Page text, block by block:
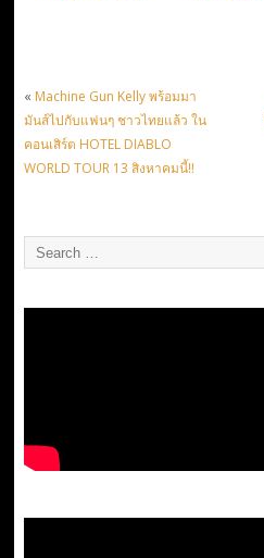
« Machine Gun Kelly พร้อมมา
มันส์ไปกับแฟนๆ ชาวไทยแล้ว ใน
คอนเสิร์ต HOTEL DIABLO
WORLD TOUR 13 สิงหาคมนี้!!